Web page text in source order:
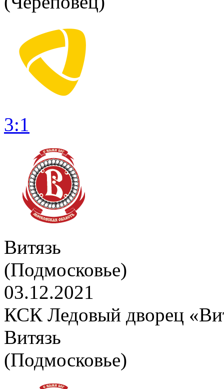
3:1
Витязь
(Подмосковье)
03.12.2021
КСК Ледовый дворец
Витязь
(Подмосковье)